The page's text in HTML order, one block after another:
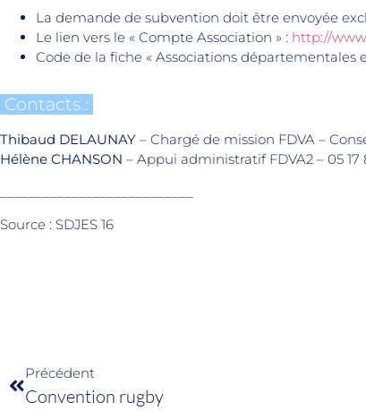
La demande de subvention doit être envoyée
Le lien vers le « Compte Association » : http://
Code de la fiche « Associations départementales
Contacts :
Thibaud DELAUNAY – Chargé de mission FDVA –
Hélène CHANSON – Appui administratif FDVA2 – 05 17
Source : SDJES 16
Précédent
Convention rugby